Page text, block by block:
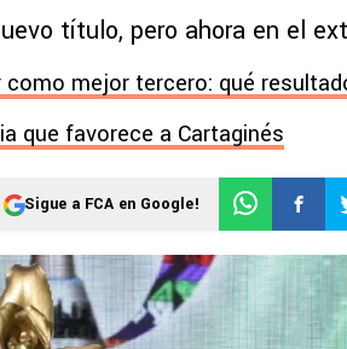
Real Estelí
título, pero ahora en el
mejor tercero: qué
que favorece a Cartaginés
Sigue a FCA en Google!